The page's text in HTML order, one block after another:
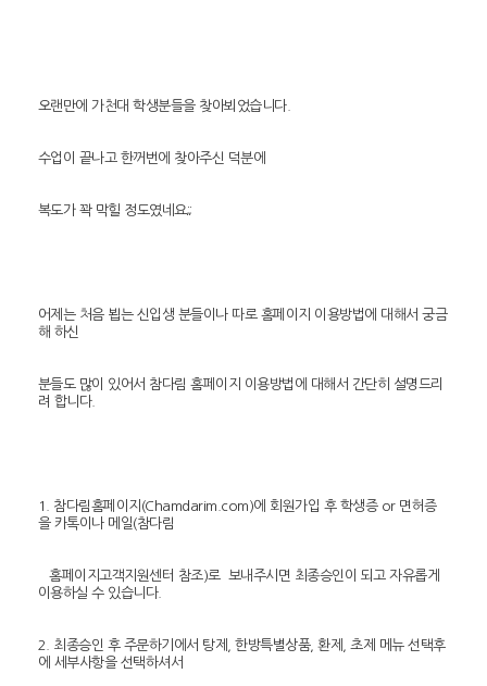
오랜만에 가천대 학생분들을 찾아뵈었습니다.
수업이 끝나고 한꺼번에 찾아주신 덕분에
복도가 꽉 막힐 정도였네요;;
어제는 처음 뵙는 신입생 분들이나 따로 홈페이지 이용방법에 대해서 궁금
해 하신
분들도 많이 있어서 참다림 홈페이지 이용방법에 대해서 간단히 설명드리
려 합니다.
1. 참다림홈페이지(Chamdarim.com)에 회원가입 후 학생증 or 면허증
을 카톡이나 메일(참다림
홈페이지고객지원센터 참조)로 보내주시면 최종승인이 되고 자유롭게
이용하실 수 있습니다.
2. 최종승인 후 주문하기에서 탕제, 한방특별상품, 환제, 초제 메뉴 선택후
에 세부사항을 선택하셔서